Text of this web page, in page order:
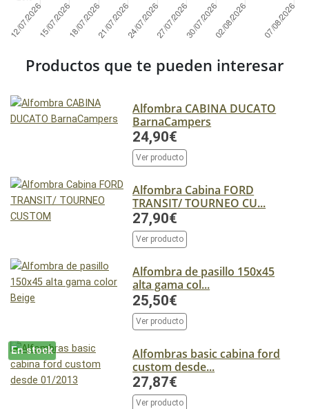
Productos que te pueden interesar
Alfombra CABINA DUCATO
BarnaCampers
24,90€
Ver producto
Alfombra Cabina FORD
TRANSIT/ TOURNEO CU...
27,90€
Ver producto
Alfombra de pasillo 150x45
alta gama col...
25,50€
Ver producto
En stock
Alfombras basic cabina ford
custom desde...
27,87€
Ver producto